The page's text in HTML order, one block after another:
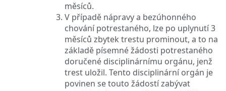
měsíců.
V případě nápravy a bezúhonného
chování potrestaného, lze po uplynutí 3
měsíců zbytek trestu prominout, a to na
základě písemné žádosti potrestaného
doručené disciplinárnímu orgánu, jenž
trest uložil. Tento disciplinární orgán je
povinen se touto žádostí zabývat